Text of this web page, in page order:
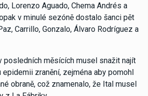
Lorenzo Aguado, Chema Andrés a
v minulé sezóně dostalo šanci pět
Carrillo, Gonzalo, Álvaro Rodríguez a
posledních měsících musel snažit najít
zranění, zejména aby pomohl
obraně, což znamenalo, že Ital musel